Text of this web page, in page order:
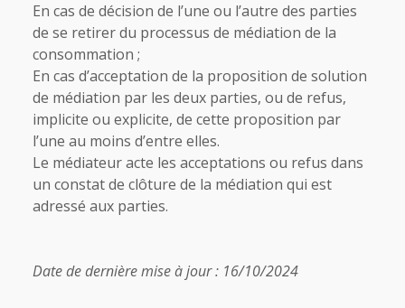
En cas de décision de l’une ou l’autre des parties
de se retirer du processus de médiation de la
consommation ;
En cas d’acceptation de la proposition de solution
de médiation par les deux parties, ou de refus,
implicite ou explicite, de cette proposition par
l’une au moins d’entre elles.
Le médiateur acte les acceptations ou refus dans
un constat de clôture de la médiation qui est
adressé aux parties.
Date de dernière mise à jour : 16/10/2024